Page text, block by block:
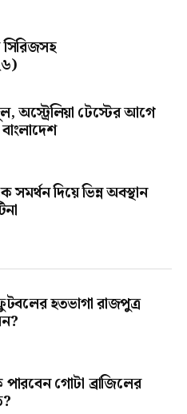
সিরিজসহ
অস্ট্রেলিয়া টেস্টের আগে
সমর্থন দিয়ে ভিন্ন অবস্থান
হতভাগা রাজপুত্র
পারবেন গোটা ব্রাজিলের